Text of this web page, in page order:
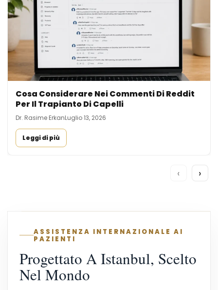
Cosa Considerare Nei Commenti Di Reddit
Per Il Trapianto Di Capelli
Dr. Rasime ErkanLuglio 13, 2026
Leggi di più
‹ ›
ASSISTENZA INTERNAZIONALE AI
PAZIENTI
Progettato A Istanbul, Scelto
Nel Mondo